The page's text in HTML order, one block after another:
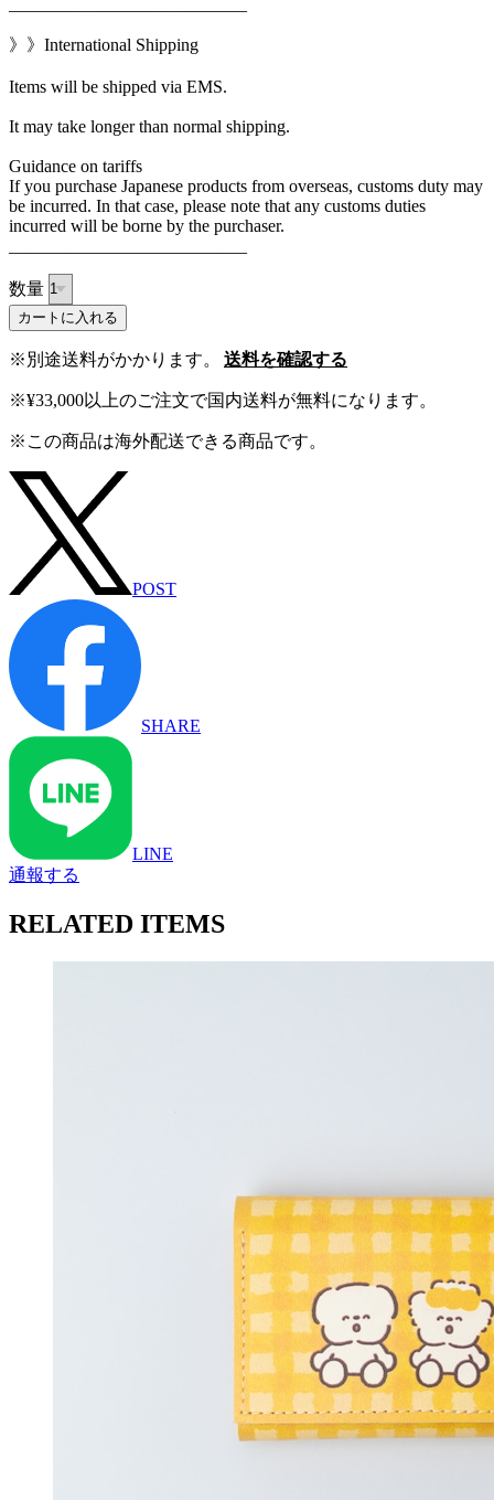
》》International Shipping
Items will be shipped via EMS.
It may take longer than normal shipping.
Guidance on tariffs
If you purchase Japanese products from overseas, customs duty may
be incurred. In that case, please note that any customs duties
incurred will be borne by the purchaser.
数量
カートに入れる
※別途送料がかかります。 送料を確認する
※¥33,000以上のご注文で国内送料が無料になります。
※この商品は海外配送できる商品です。
POST
SHARE
LINE
通報する
RELATED ITEMS